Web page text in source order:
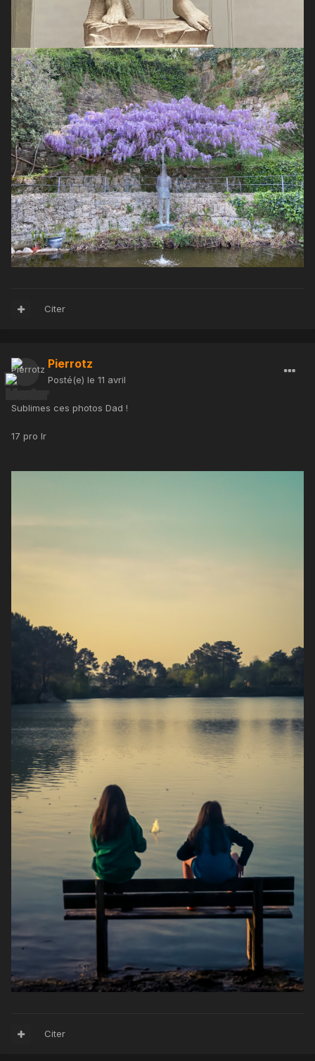
Citer
Pierrotz
Posté(e) le 11 avril
Sublimes ces photos Dad !
17 pro lr
Citer